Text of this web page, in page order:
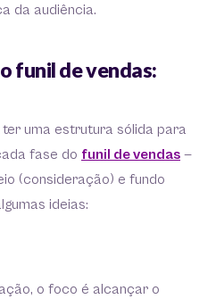
da audiência.
funil de vendas:
uma estrutura sólida para
fase do funil de vendas —
(consideração) e fundo
ideias:
o foco é alcançar o